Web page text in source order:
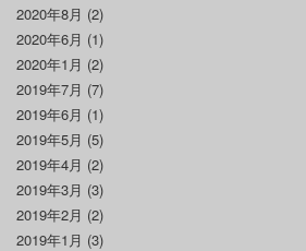
2020年8月 (2)
2020年6月 (1)
2020年1月 (2)
2019年7月 (7)
2019年6月 (1)
2019年5月 (5)
2019年4月 (2)
2019年3月 (3)
2019年2月 (2)
2019年1月 (3)